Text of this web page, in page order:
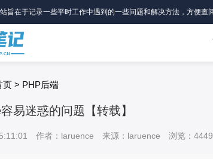
旨在于记录一些平时工作中遇到的一些问题和解决方法，方便
页 > PHP后端
易迷惑的问题【转载】
作者：laruence 来源：laruence 浏览：